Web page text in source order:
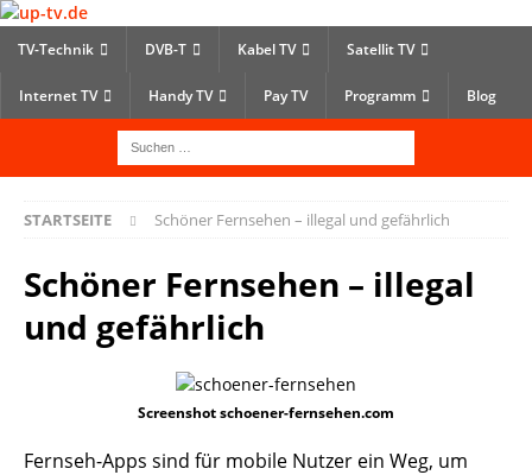
TV-Technik DVB-T Kabel TV Satellit TV
Internet TV Handy TV Pay TV Programm Blog
STARTSEITE Schöner Fernsehen – illegal und gefährlich
Schöner Fernsehen – illegal
und gefährlich
Screenshot schoener-fernsehen.com
Fernseh-Apps sind für mobile Nutzer ein Weg, um